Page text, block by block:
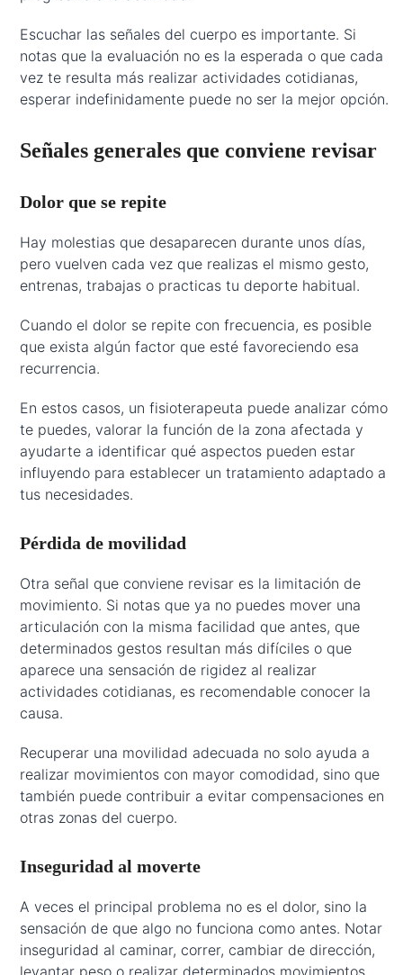
Escuchar las señales del cuerpo es importante. Si
notas que la evaluación no es la esperada o que cada
vez te resulta más realizar actividades cotidianas,
esperar indefinidamente puede no ser la mejor opción.
Señales generales que conviene revisar
Dolor que se repite
Hay molestias que desaparecen durante unos días,
pero vuelven cada vez que realizas el mismo gesto,
entrenas, trabajas o practicas tu deporte habitual.
Cuando el dolor se repite con frecuencia, es posible
que exista algún factor que esté favoreciendo esa
recurrencia.
En estos casos, un fisioterapeuta puede analizar cómo
te puedes, valorar la función de la zona afectada y
ayudarte a identificar qué aspectos pueden estar
influyendo para establecer un tratamiento adaptado a
tus necesidades.
Pérdida de movilidad
Otra señal que conviene revisar es la limitación de
movimiento. Si notas que ya no puedes mover una
articulación con la misma facilidad que antes, que
determinados gestos resultan más difíciles o que
aparece una sensación de rigidez al realizar
actividades cotidianas, es recomendable conocer la
causa.
Recuperar una movilidad adecuada no solo ayuda a
realizar movimientos con mayor comodidad, sino que
también puede contribuir a evitar compensaciones en
otras zonas del cuerpo.
Inseguridad al moverte
A veces el principal problema no es el dolor, sino la
sensación de que algo no funciona como antes. Notar
inseguridad al caminar, correr, cambiar de dirección,
levantar peso o realizar determinados movimientos